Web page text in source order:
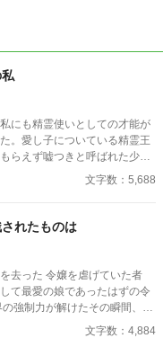
にも精霊使いとしての才能が
。愛し子についている精霊王
らえず嘘つきと呼ばれた少女
文字数：5,688
れたものは
げていた者
て最愛の娘であったはずの令
文字数：4,884